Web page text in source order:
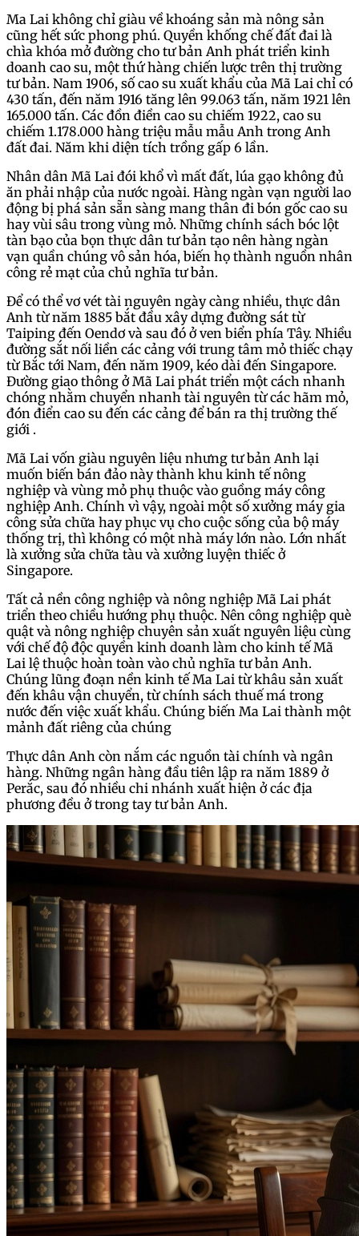
Ma Lai không chỉ giàu về khoáng sản mà nông sản
cũng hết sức phong phú. Quyền khống chế đất đai là
chìa khóa mở đường cho tư bản Anh phát triển kinh
doanh cao su, một thứ hàng chiến lược trên thị trường
tư bản. Nam 1906, số cao su xuất khẩu của Mã Lai chỉ có
430 tấn, đến năm 1916 tăng lên 99.063 tấn, năm 1921 lên
165.000 tấn. Các đồn điền cao su chiếm 1922, cao su
chiếm 1.178.000 hàng triệu mẫu mẫu Anh trong Anh
đất đai. Năm khi diện tích trồng gấp 6 lần.
Nhân dân Mã Lai đói khổ vì mất đất, lúa gạo không đủ
ăn phải nhập của nước ngoài. Hàng ngàn vạn người lao
động bị phá sản sẵn sàng mang thân đi bón gốc cao su
hay vùi sâu trong vùng mỏ. Những chính sách bóc lột
tàn bạo của bọn thực dân tư bản tạo nên hàng ngàn
vạn quần chúng vô sản hóa, biến họ thành nguồn nhân
công rẻ mạt của chủ nghĩa tư bản.
Để có thể vơ vét tài nguyên ngày càng nhiều, thực dân
Anh từ năm 1885 bắt đầu xây dựng đường sát từ
Taiping đến Oendơ và sau đó ở ven biển phía Tây. Nhiều
đường sắt nối liền các cảng với trung tâm mỏ thiếc chạy
từ Bắc tới Nam, đến năm 1909, kéo dài đến Singapore.
Đường giao thông ở Mã Lai phát triển một cách nhanh
chóng nhằm chuyển nhanh tài nguyên từ các hãm mỏ,
đón điển cao su đến các cảng để bán ra thị trường thế
giới .
Mã Lai vốn giàu nguyên liệu nhưng tư bản Anh lại
muốn biến bán đảo này thành khu kinh tế nông
nghiệp và vùng mỏ phụ thuộc vào guồng máy công
nghiệp Anh. Chính vì vậy, ngoài một số xưởng máy gia
công sửa chữa hay phục vụ cho cuộc sống của bộ máy
thống trị, thì không có một nhà máy lớn nào. Lớn nhất
là xưởng sửa chữa tàu và xưởng luyện thiếc ở
Singapore.
Tất cả nền công nghiệp và nông nghiệp Mã Lai phát
triển theo chiều hướng phụ thuộc. Nên công nghiệp què
quật và nông nghiệp chuyên sản xuất nguyên liệu cùng
với chế độ độc quyền kinh doanh làm cho kinh tế Mã
Lai lệ thuộc hoàn toàn vào chủ nghĩa tư bản Anh.
Chúng lũng đoạn nền kinh tế Ma Lai từ khâu sản xuất
đến khâu vận chuyển, từ chính sách thuế má trong
nước đến việc xuất khẩu. Chúng biến Ma Lai thành một
mảnh đất riêng của chúng
Thực dân Anh còn nắm các nguồn tài chính và ngân
hàng. Những ngân hàng đầu tiên lập ra năm 1889 ở
Perắc, sau đó nhiều chi nhánh xuất hiện ở các địa
phương đều ở trong tay tư bản Anh.